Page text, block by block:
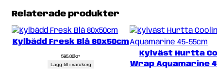
Relaterade produkter
Kylbädd Fresk Blå 80x50cm
595.00kr
Lägg till i varukorg
Kylväst Hurtta
Wrap Aquamarine